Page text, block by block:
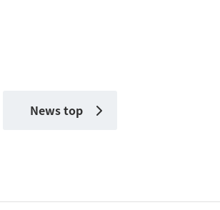
News top